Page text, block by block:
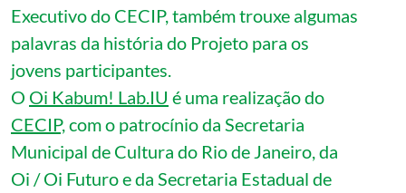
Executivo do CECIP, também trouxe algumas
palavras da história do Projeto para os
jovens participantes.
O Oi Kabum! Lab.IU é uma realização do
CECIP,com o patrocínio da Secretaria
Municipal de Cultura do Rio de Janeiro, da
Oi / Oi Futuro e da Secretaria Estadual de